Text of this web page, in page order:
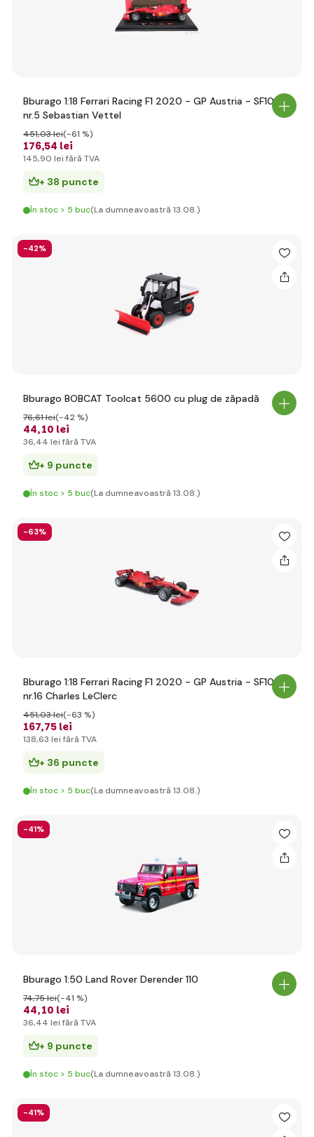
Bburago 1:18 Ferrari Racing F1 2020 - GP Austria - SF1000
nr.5 Sebastian Vettel
176,54 lei
451,03 lei(-61 %)
145,90 lei fără TVA
+ 38 puncte
În stoc > 5 buc(La dumneavoastră 13.08.)
-42%
Bburago BOBCAT Toolcat 5600 cu plug de zăpadă
44,10 lei
76,61 lei(-42 %)
36,44 lei fără TVA
+ 9 puncte
În stoc > 5 buc(La dumneavoastră 13.08.)
-63%
Bburago 1:18 Ferrari Racing F1 2020 - GP Austria - SF1000
nr.16 Charles LeClerc
167,75 lei
451,03 lei(-63 %)
138,63 lei fără TVA
+ 36 puncte
În stoc > 5 buc(La dumneavoastră 13.08.)
-41%
Bburago 1:50 Land Rover Derender 110
44,10 lei
74,75 lei(-41 %)
36,44 lei fără TVA
+ 9 puncte
În stoc > 5 buc(La dumneavoastră 13.08.)
-41%